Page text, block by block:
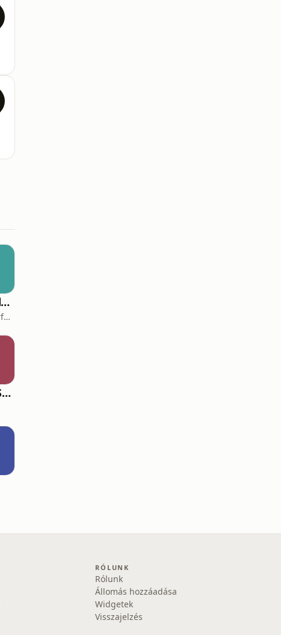
Cherry Parfüm Podcast
Cherry Garden Niche Parfüméria
Dallos Zoltán | BUSINESS
RÓLUNK
Rólunk
Állomás hozzáadása
Widgetek
Visszajelzés